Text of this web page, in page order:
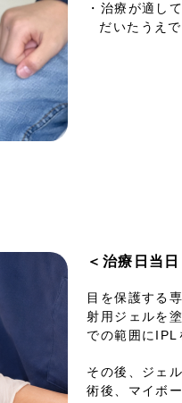
・治療が適し
だいたうえ
＜治療日当日
目を保護する
射用ジェルを
での範囲にIPL
その後、ジェ
術後、マイボ